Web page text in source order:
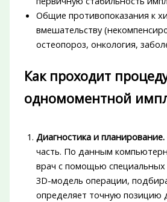
Общие противопоказания к
вмешательству
остеопороз, онкология,
Как проходит
одномоментной
Диагностика и планирование.
часть. По данным
врач с помощью специальных
3D-модель операции,
определяет точную позицию